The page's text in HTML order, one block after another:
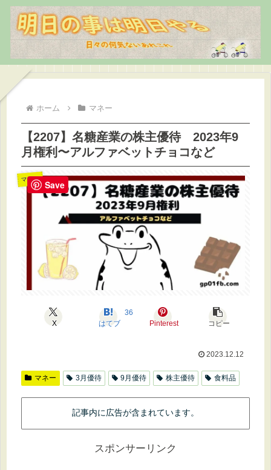
ホーム マネー
【2207】名糖産業の株主優待 2023年9
月権利〜アルファベットチョコなど
マネー
X はてブ
36
Pinterest
コピー
2023.12.12
マネー 3月優待 9月優待 株主優待 食料品
記事内に広告が含まれています。
スポンサーリンク
Save